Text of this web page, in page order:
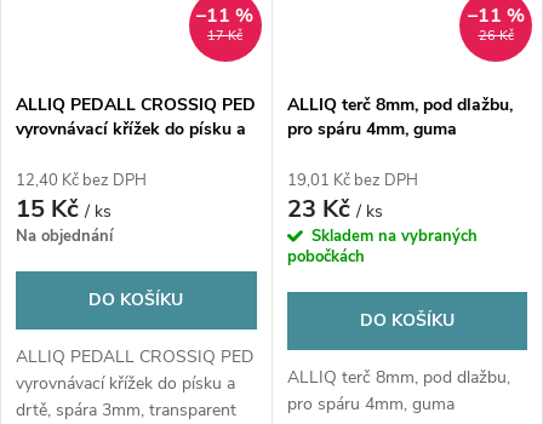
17 Kč
–11 %
ALLIQ PEDALL CROSSIQ PED
vyrovnávací křížek do písku a
12,40 Kč bez DPH
15 Kč/ ks
Na objednání
DO KOŠÍKU
ALLIQ PEDALL CROSSIQ PED
vyrovnávací křížek do písku a
drtě, spára 3mm, transparent
26 Kč
–11 %
ALLIQ terč 8mm, pod dlažbu,
pro spáru 4mm, guma
19,01 Kč bez DPH
23 Kč/ ks
Skladem na vybraných
pobočkách
DO KOŠÍKU
ALLIQ terč 8mm, pod dlažbu,
pro spáru 4mm, guma